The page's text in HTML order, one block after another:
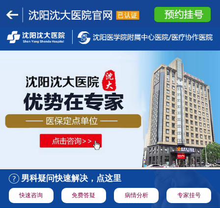
男科疑问快速解决，点这里
快速咨询 免费答疑 病情分析 专家挂号